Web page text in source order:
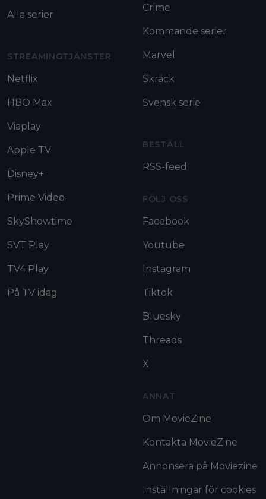
Alla serier
STREAMINGTJÄNSTER
Netflix
HBO Max
Viaplay
Apple TV
Disney+
Prime Video
SkyShowtime
SVT Play
TV4 Play
På TV idag
Crime
Kommande serier
Marvel
Skräck
Svensk serie
BESTÄLL
RSS-feed
FÖLJ OSS
Facebook
Youtube
Instagram
Tiktok
Bluesky
Threads
X
ANNAT
Om MovieZine
Kontakta MovieZine
Annonsera på Moviezine
Inställningar för cookies